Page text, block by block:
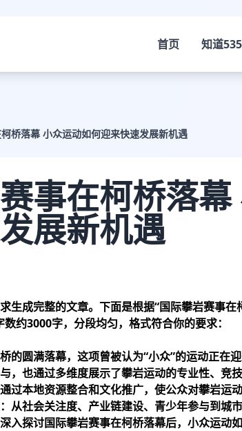
首页 知道
桥落幕 小众运动如何迎来快速发展新机遇
事在柯桥落
展新机遇
生成完整的文章。下面是根据“国际攀岩赛事
约3000字，分段均匀，格式符合你的要求：
的圆满落幕，这项曾被认为“小众”的运动正在
，也通过多维度展示了攀岩运动的专业性、竞
过本地资源整合和文化推广，使公众对攀岩运
从社会关注度、产业链建设、青少年参与到城
入探讨国际攀岩赛事在柯桥落幕后，小众运动